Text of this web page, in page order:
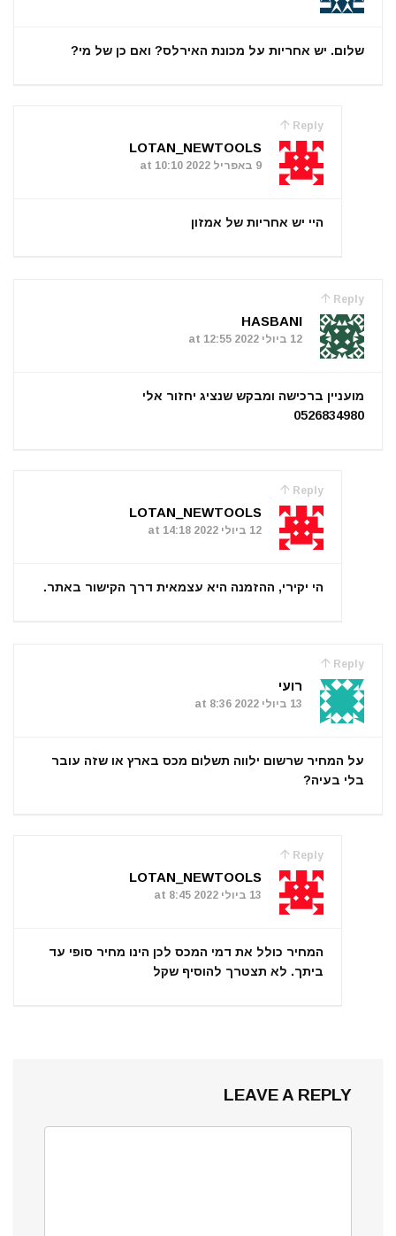
שלום. יש אחריות על מכונת האירלס? ואם כן של מי?
Reply
LOTAN_NEWTOOLS
9 באפריל 2022 at 10:10
היי יש אחריות של אמזון
Reply
HASBANI
12 ביולי 2022 at 12:55
מועניין ברכישה ומבקש שנציג יחזור אלי
0526834980
Reply
LOTAN_NEWTOOLS
12 ביולי 2022 at 14:18
הי יקירי, ההזמנה היא עצמאית דרך הקישור באתר.
Reply
רועי
13 ביולי 2022 at 8:36
על המחיר שרשום ילווה תשלום מכס בארץ או שזה עובר
בלי בעיה?
Reply
LOTAN_NEWTOOLS
13 ביולי 2022 at 8:45
המחיר כולל את דמי המכס לכן הינו מחיר סופי עד
ביתך. לא תצטרך להוסיף שקל
LEAVE A REPLY